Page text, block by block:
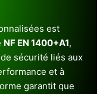
est
NF EN 1400+A1,
sécurité liés aux
et à
garantit que